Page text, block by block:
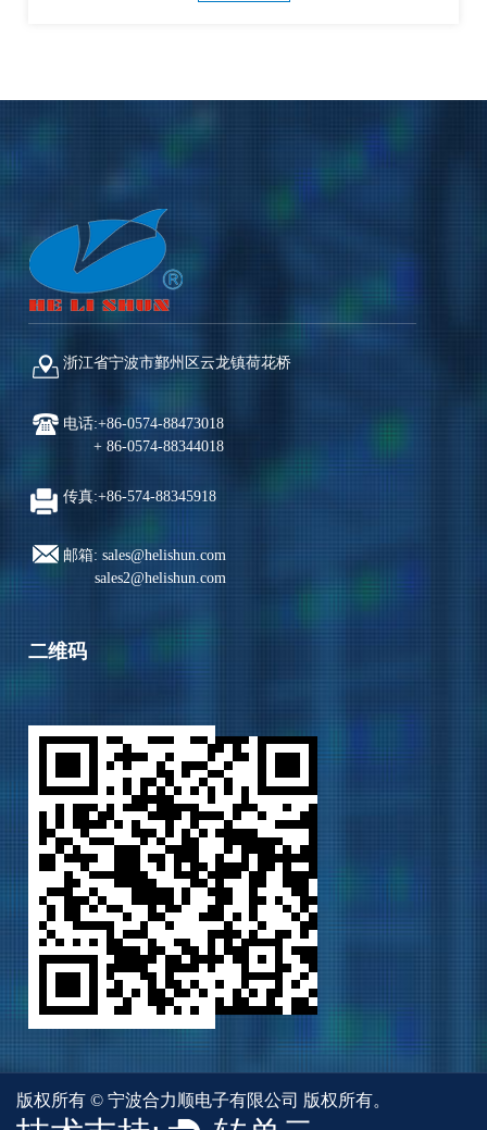
浙江省宁波市鄞州区云龙镇荷花桥
电话:+86-0574-88473018
+ 86-0574-88344018
传真:+86-574-88345918
邮箱: sales@helishun.com
sales2@helishun.com
二维码
版权所有 © 宁波合力顺电子有限公司 版权所有。